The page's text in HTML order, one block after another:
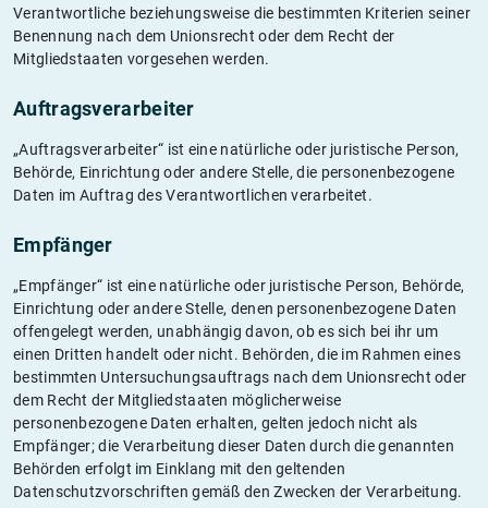
Verantwortliche beziehungsweise die bestimmten Kriterien seiner
Benennung nach dem Unionsrecht oder dem Recht der
Mitgliedstaaten vorgesehen werden.
Auftragsverarbeiter
„Auftragsverarbeiter“ ist eine natürliche oder juristische Person,
Behörde, Einrichtung oder andere Stelle, die personenbezogene
Daten im Auftrag des Verantwortlichen verarbeitet.
Empfänger
„Empfänger“ ist eine natürliche oder juristische Person, Behörde,
Einrichtung oder andere Stelle, denen personenbezogene Daten
offengelegt werden, unabhängig davon, ob es sich bei ihr um
einen Dritten handelt oder nicht. Behörden, die im Rahmen eines
bestimmten Untersuchungsauftrags nach dem Unionsrecht oder
dem Recht der Mitgliedstaaten möglicherweise
personenbezogene Daten erhalten, gelten jedoch nicht als
Empfänger; die Verarbeitung dieser Daten durch die genannten
Behörden erfolgt im Einklang mit den geltenden
Datenschutzvorschriften gemäß den Zwecken der Verarbeitung.